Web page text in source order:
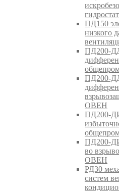
ПД150
низкого
ПД200-
ПД200-ДД
ОВЕН
ПД200-
ПД200-
во
ОВЕН
РД30
систем